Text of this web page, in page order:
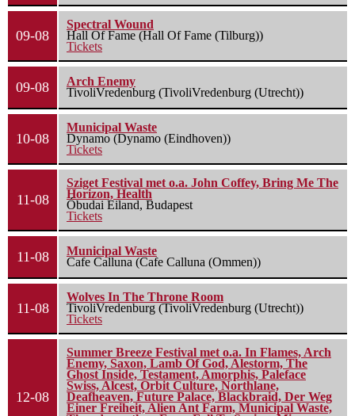
09-08
Spectral Wound
Hall Of Fame (Hall Of Fame (Tilburg))
Tickets
09-08
Arch Enemy
TivoliVredenburg (TivoliVredenburg (Utrecht))
10-08
Municipal Waste
Dynamo (Dynamo (Eindhoven))
Tickets
11-08
Sziget Festival met o.a. John Coffey, Bring Me The
Horizon, Health
Óbudai Eiland, Budapest
Tickets
11-08
Municipal Waste
Cafe Calluna (Cafe Calluna (Ommen))
11-08
Wolves In The Throne Room
TivoliVredenburg (TivoliVredenburg (Utrecht))
Tickets
12-08
Summer Breeze Festival met o.a. In Flames, Arch
Enemy, Saxon, Lamb Of God, Alestorm, The
Ghost Inside, Testament, Amorphis, Paleface
Swiss, Alcest, Orbit Culture, Northlane,
Deafheaven, Future Palace, Blackbraid, Der Weg
Einer Freiheit, Alien Ant Farm, Municipal Waste,